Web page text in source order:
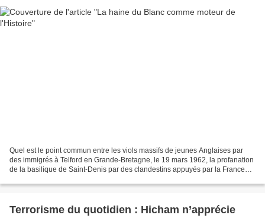
Quel est le point commun entre les viols massifs de jeunes Anglaises par
des immigrés à Telford en Grande-Bretagne, le 19 mars 1962, la profanation
de la basilique de Saint-Denis par des clandestins appuyés par la France
Terrorisme du quotidien : Hicham n’apprécie